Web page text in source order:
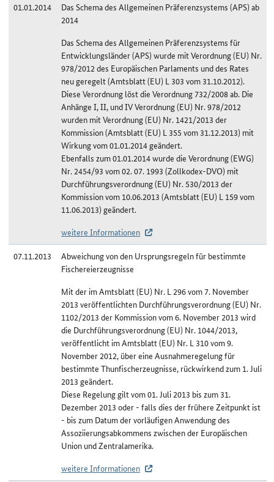
01.01.2014
Das Schema des Allgemeinen Präferenzsystems (APS) ab
2014
Das Schema des Allgemeinen Präferenzsystems für
Entwicklungsländer (APS) wurde mit Verordnung (EU) Nr.
978/2012 des Europäischen Parlaments und des Rates
neu geregelt (Amtsblatt (EU) L 303 vom 31.10.2012).
Diese Verordnung löst die Verordnung 732/2008 ab. Die
Anhänge I, II, und IV Verordnung (EU) Nr. 978/2012
wurden mit Verordnung (EU) Nr. 1421/2013 der
Kommission (Amtsblatt (EU) L 355 vom 31.12.2013) mit
Wirkung vom 01.01.2014 geändert.
Ebenfalls zum 01.01.2014 wurde die Verordnung (EWG)
Nr. 2454/93 vom 02. 07. 1993 (Zollkodex-DVO) mit
Durchführungsverordnung (EU) Nr. 530/2013 der
Kommission vom 10.06.2013 (Amtsblatt (EU) L 159 vom
11.06.2013) geändert.
weitere Informationen
07.11.2013
Abweichung von den Ursprungsregeln für bestimmte
Fischereierzeugnisse
Mit der im Amtsblatt (EU) Nr. L 296 vom 7. November
2013 veröffentlichten Durchführungsverordnung (EU) Nr.
1102/2013 der Kommission vom 6. November 2013 wird
die Durchführungsverordnung (EU) Nr. 1044/2013,
veröffentlicht im Amtsblatt (EU) Nr. L 310 vom 9.
November 2012, über eine Ausnahmeregelung für
bestimmte Thunfischerzeugnisse, rückwirkend zum 1. Juli
2013 geändert.
Diese Regelung gilt vom 01. Juli 2013 bis zum 31.
Dezember 2013 oder - falls dies der frühere Zeitpunkt ist
- bis zum Datum der vorläufigen Anwendung des
Assoziierungsabkommens zwischen der Europäischen
Union und Zentralamerika.
weitere Informationen